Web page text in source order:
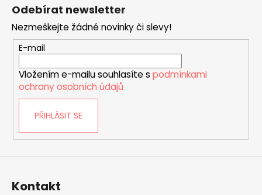
Odebírat newsletter
Nezmeškejte žádné novinky či slevy!
E-mail
Vložením e-mailu souhlasíte s podmínkami
ochrany osobních údajů
PŘIHLÁSIT SE
Kontakt